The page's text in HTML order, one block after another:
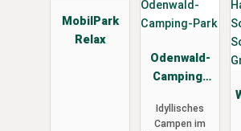
MobilPark
Relax
Odenwald-
Camping-
Idyllisches
Campen im